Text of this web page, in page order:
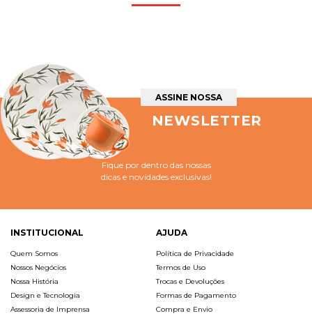
ASSINE NOSSA
NEWSLETTER
Fique por dentro das nossas
dicas e novidades exclusivas!
INSTITUCIONAL
Quem Somos
Nossos Negócios
Nossa História
Design e Tecnologia
Assessoria de Imprensa
AJUDA
Política de Privacidade
Termos de Uso
Trocas e Devoluções
Formas de Pagamento
Compra e Envio